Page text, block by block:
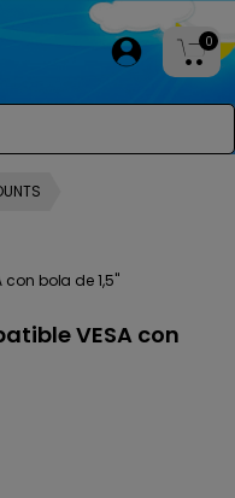
0
bola de 1,5"
VESA con